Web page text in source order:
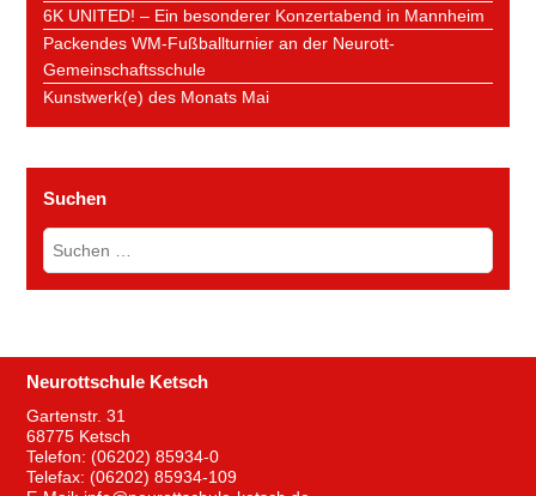
6K UNITED! – Ein besonderer Konzertabend in Mannheim
Packendes WM-Fußballturnier an der Neurott-
Gemeinschaftsschule
Kunstwerk(e) des Monats Mai
Suchen
nach:
Neurottschule Ketsch
Gartenstr. 31
68775 Ketsch
Telefon: (06202) 85934-0
Telefax: (06202) 85934-109